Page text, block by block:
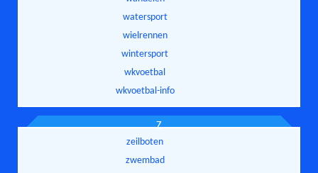
watersport
wielrennen
wintersport
wkvoetbal
wkvoetbal-info
Z
zeilboten
zwembad